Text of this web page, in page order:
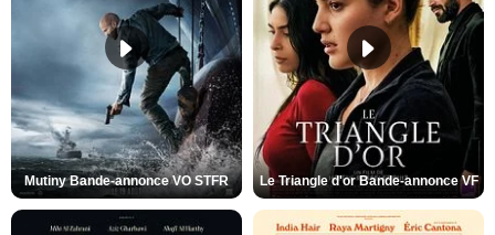
Mutiny Bande-annonce VO STFR Le Triangle d'or Bande-annonce VF